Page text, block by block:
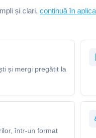
și clari, continuă în
și mergi pregătit la
într-un format